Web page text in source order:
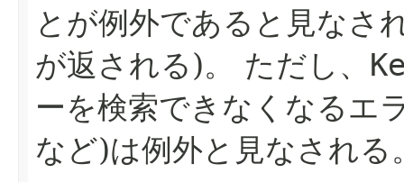
とが例外であると見なさ
が返される)。
ただし、
ーを検索できなくなるエ
など)は例外と見なされる